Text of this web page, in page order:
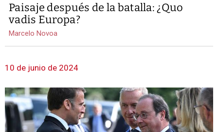
Paisaje después de la batalla: ¿Quo
vadis Europa?
Marcelo Novoa
10 de junio de 2024